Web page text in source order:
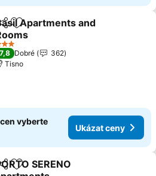
Přidat na seznam oblíbených
Apartments and
Počet hvězdiček
7,8 Dobré
362
Tisno
vyberte
Ukázat ceny
Přidat na seznam oblíbených
SERENO